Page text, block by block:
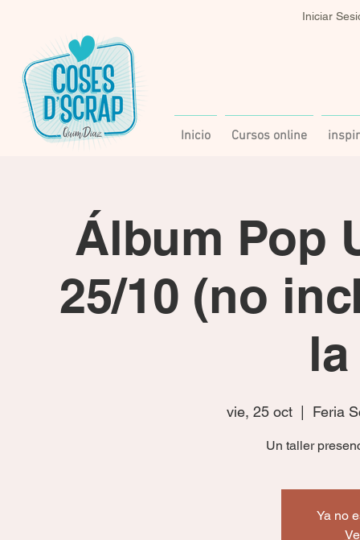
Iniciar
Inicio Cursos online
Álbum Pop
25/10 (no
vie, 25 oct
  |
Feria
Un taller
Ya no